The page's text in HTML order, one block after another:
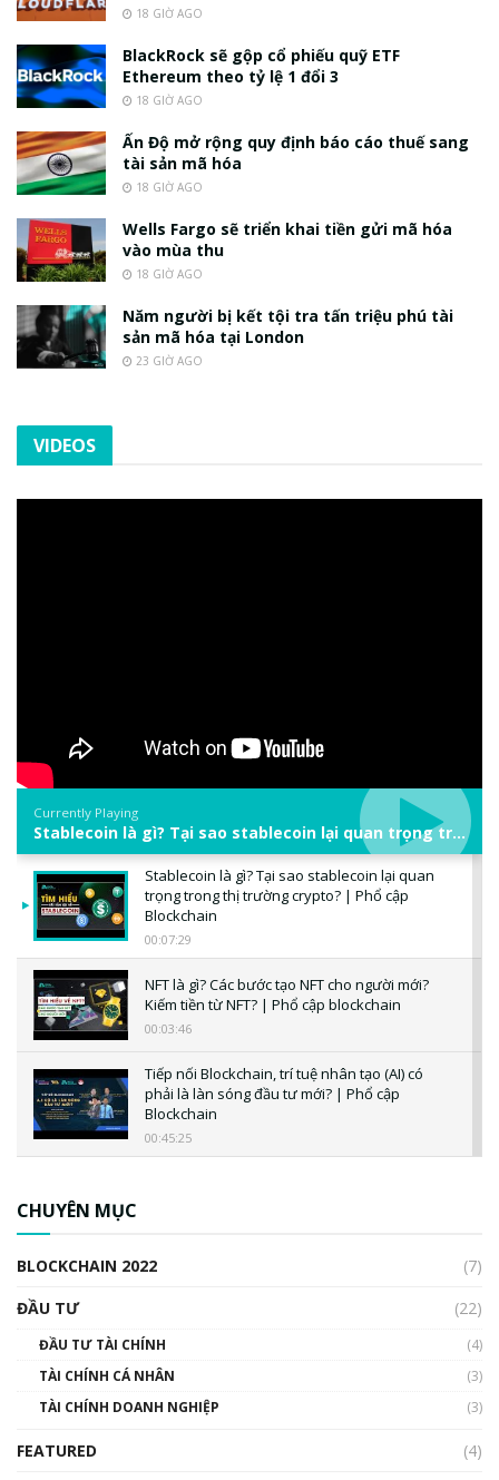
18 GIỜ AGO
BlackRock sẽ gộp cổ phiếu quỹ ETF
Ethereum theo tỷ lệ 1 đổi 3
18 GIỜ AGO
Ấn Độ mở rộng quy định báo cáo thuế sang
tài sản mã hóa
18 GIỜ AGO
Wells Fargo sẽ triển khai tiền gửi mã hóa
vào mùa thu
18 GIỜ AGO
Năm người bị kết tội tra tấn triệu phú tài
sản mã hóa tại London
23 GIỜ AGO
VIDEOS
Currently Playing
Stablecoin là gì? Tại sao stablecoin lại quan trọng trong thị trường crypto? | Phổ cập Blockchain
Stablecoin là gì? Tại sao stablecoin lại quan
trọng trong thị trường crypto? | Phổ cập
Blockchain
00:07:29
NFT là gì? Các bước tạo NFT cho người mới?
Kiếm tiền từ NFT? | Phổ cập blockchain
00:03:46
Tiếp nối Blockchain, trí tuệ nhân tạo (AI) có
phải là làn sóng đầu tư mới? | Phổ cập
Blockchain
00:45:25
00:02:14
Nhìn lại năm 2022: Những sự kiện ảnh hưởng
đến hệ sinh thái tiền mã hoá | Phổ cập
CHUYÊN MỤC
BLOCKCHAIN 2022
(7)
ĐẦU TƯ
(22)
ĐẦU TƯ TÀI CHÍNH
(4)
TÀI CHÍNH CÁ NHÂN
(3)
TÀI CHÍNH DOANH NGHIỆP
(3)
FEATURED
(4)